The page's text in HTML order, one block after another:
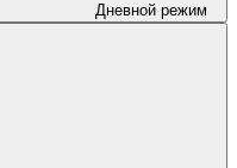
Дневной режим